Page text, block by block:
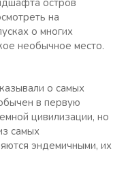
остров
на
о многих
необычное место.
о самых
в первую
цивилизации, но
самых
эндемичными, их